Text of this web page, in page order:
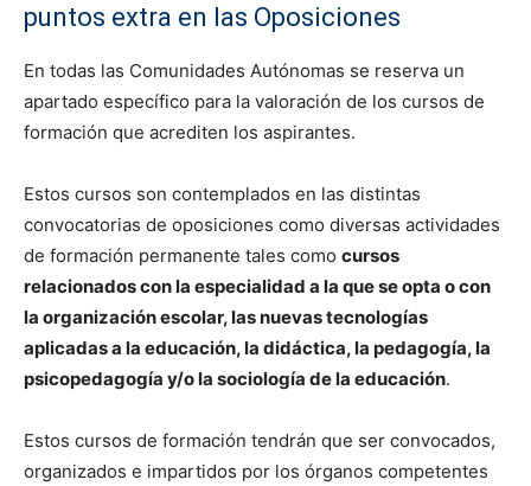
puntos extra en las Oposiciones
En todas las Comunidades Autónomas se reserva un
apartado específico para la valoración de los cursos de
formación que acrediten los aspirantes.
Estos cursos son contemplados en las distintas
convocatorias de oposiciones como diversas actividades
de formación permanente tales como cursos
relacionados con la especialidad a la que se opta o con
la organización escolar, las nuevas tecnologías
aplicadas a la educación, la didáctica, la pedagogía, la
psicopedagogía y/o la sociología de la educación.
Estos cursos de formación tendrán que ser convocados,
organizados e impartidos por los órganos competentes